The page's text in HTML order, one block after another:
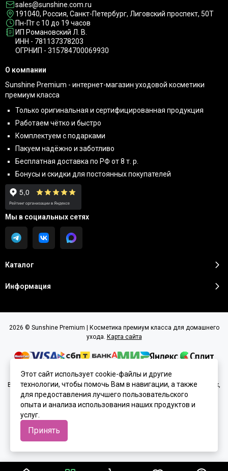
sales@sunshine.com.ru
191040, Россия, Санкт-Петербург, Лиговский проспект, 50Т
Пн-Пт с 10 до 19 часов
ИП Романовский Л. В.
ИНН - 781137378203
ОГРНИП - 315784700069930
Каталог
Информация
О компании
Sunshine Premium - интернет-магазин уходовой косметики
премиум класса
Только оригинальная и сертифицированная продукция
Работаем чётко и быстро
Комплектуем с подарками
Пакуем надёжно и заботливо
Бесплатная доставка по РФ от 8 т. р.
Бонусы и скидки для постоянных покупателей
Мы в социальных сетях
2026 © Sunshine Premium | Косметика премиум класса для домашнего
ухода. Карта сайта
Вся представленная на сайте информация, касающаяся характеристик,
стоимости товаров и услуг, носит информационный характер и ни при
каких условиях не является публичной офертой, определяемой
положениями Статьи 437(2) Гражданского кодекса РФ.
Этот сайт использует cookie-файлы и другие
технологии, чтобы помочь Вам в навигации, а также
для предоставления лучшего пользовательского
опыта и анализа использования наших продуктов и
услуг.
Принять